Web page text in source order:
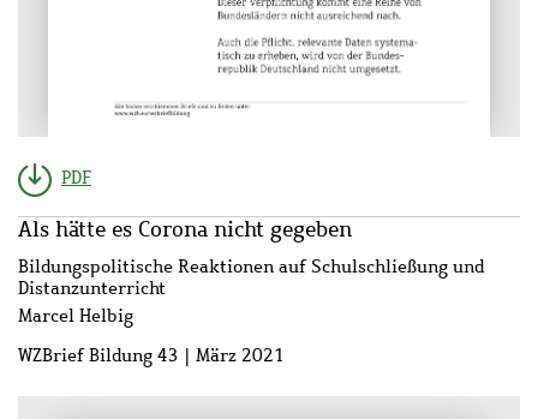
PDF
Als hätte es Corona nicht gegeben
Bildungspolitische Reaktionen auf Schulschließung und
Distanzunterricht
Marcel Helbig
WZBrief Bildung 43 | März 2021